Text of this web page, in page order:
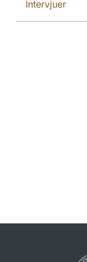
Intervjuer